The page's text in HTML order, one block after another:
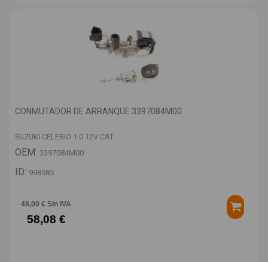
CONMUTADOR DE ARRANQUE 3397084M00
SUZUKI CELERIO 1.0 12V CAT
OEM: 3397084M00
ID: 998985
48,00 € Sin IVA
58,08 €